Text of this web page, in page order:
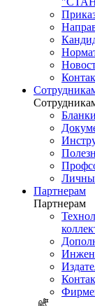
Партнерам
Партнерам